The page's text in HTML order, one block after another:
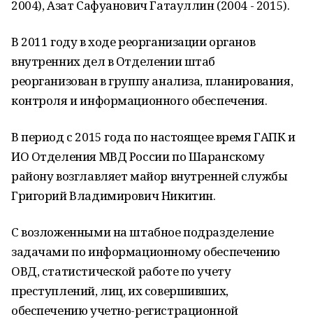
2004), Азат Сафуанович Гатауллин (2004 - 2015).
В 2011 году в ходе реорганизации органов
внутренних дел в Отделении штаб
реорганизован в группу анализа, планирования,
контроля и информационного обеспечения.
В период с 2015 года по настоящее время ГАПК и
ИО Отделения МВД России по Шаранскому
району возглавляет майор внутренней службы
Григорий Владимирович Никитин.
С возложенными на штабное подразделение
задачами по информационному обеспечению
ОВД, статистической работе по учету
преступлений, лиц, их совершивших,
обеспечению учетно-регистрационной